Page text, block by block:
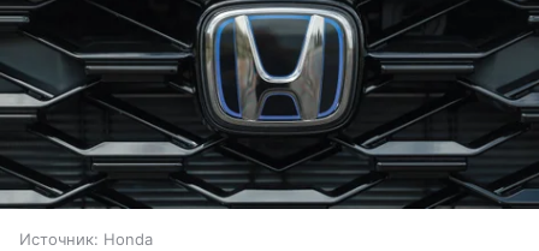
Источник: Honda